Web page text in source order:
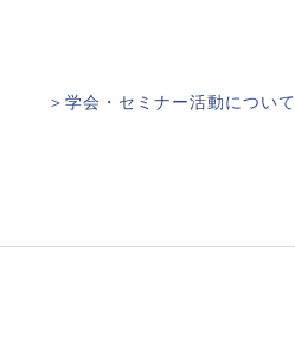
＞学会・セミナー活動について